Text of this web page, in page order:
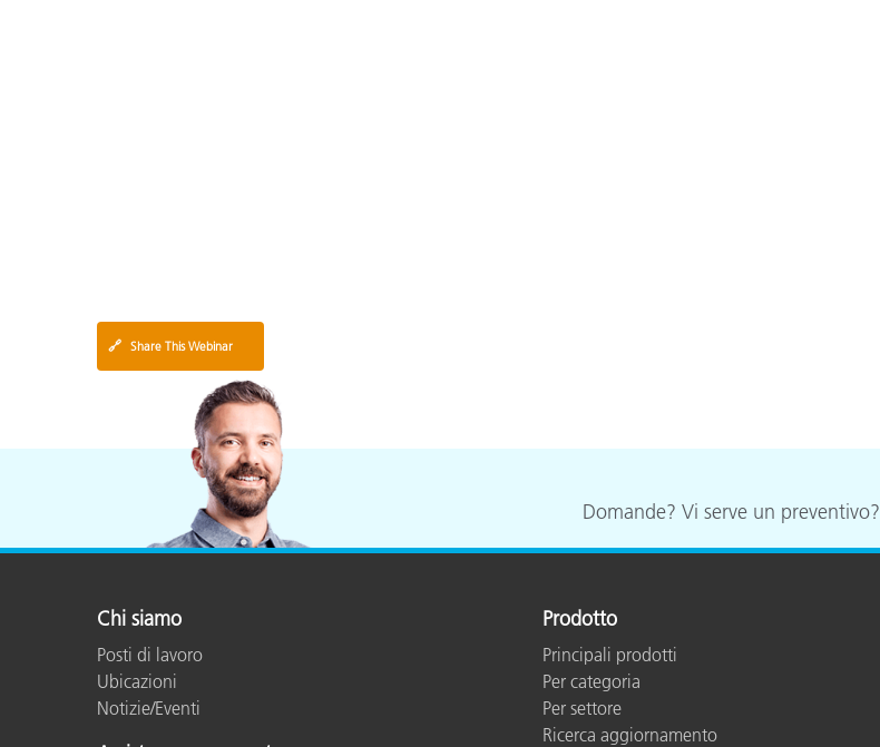
🔗 Share This Webinar
Domande? Vi serve un preventivo?
Chi siamo
Posti di lavoro
Ubicazioni
Notizie/Eventi
Prodotto
Principali prodotti
Per categoria
Per settore
Ricerca aggiornamento